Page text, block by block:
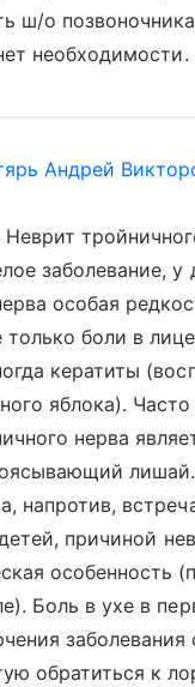
ш/о
необходимости.
Андрей
Неврит
заболевание, у
особая
только боли в
кератиты
яблока).
нерва
напротив,
причиной
особенность
Боль в ухе в
заболевания
обратиться к